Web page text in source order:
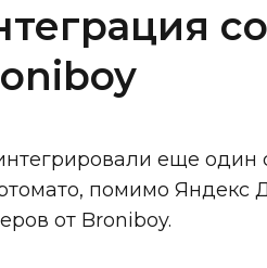
еще один
помимо Яндекс
от Broniboy.